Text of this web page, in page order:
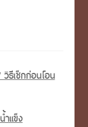
ธีเช็กก่อนโอน
ำแข็ง